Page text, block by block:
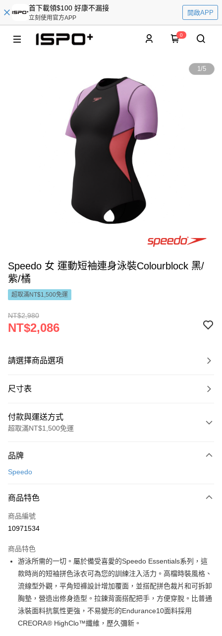
首下載領$100 好康不漏接
立刻使用官方APP
開啟APP
0
1/5
Speedo 女 運動短袖連身泳裝Colourblock 黑/
紫/橘
超取滿NT$1,500免運
NT$2,980
NT$2,086
請選擇商品選項
尺寸表
付款與運送方式
超取滿NT$1,500免運
信用卡一次付款
Apple Pay
悠遊付
7-11取貨(快速到店)
每筆NT$100，滿NT$1,500(含以上)免運費
宅配-本島
每筆NT$100，滿NT$1,500(含以上)免運費
品牌
Speedo
商品特色
商品編號
10971534
商品特色
游泳所需的一切。屬於備受喜愛的Speedo Essentials系列，這
款時尚的短袖拼色泳衣可為您的訓練注入活力。高檔時裝風格、
流線型外觀，平角短褲設計增加覆面，並搭配拼色裁片和可拆卸
胸墊，營造出修身造型。拉鍊背面搭配把手，方便穿脫。比普通
泳裝面料抗氯性更強，不易變形的Endurance10面料採用
CREORA® HighClo™纖維，歷久彌新。